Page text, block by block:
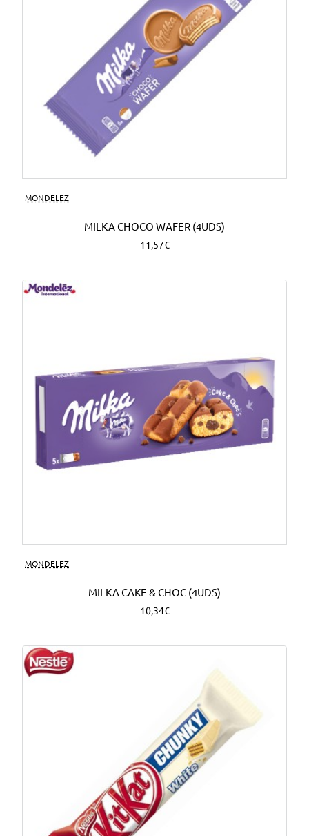
MONDELEZ
MILKA CHOCO WAFER (4UDS)
11,57€
MONDELEZ
MILKA CAKE & CHOC (4UDS)
10,34€